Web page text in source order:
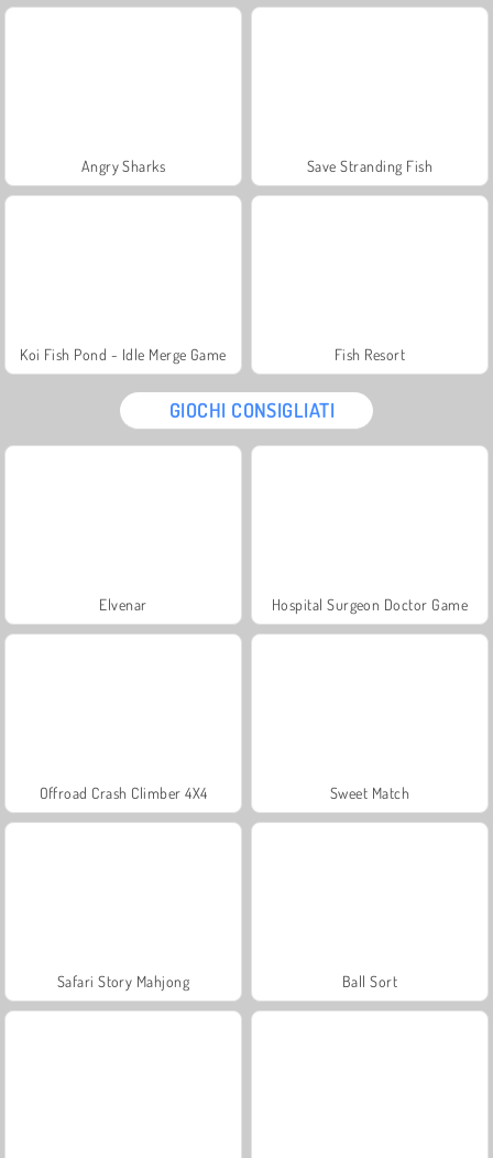
Angry Sharks Save Stranding Fish
Koi Fish Pond - Idle Merge Game Fish Resort
GIOCHI CONSIGLIATI
Elvenar Hospital Surgeon Doctor Game
Offroad Crash Climber 4X4 Sweet Match
Safari Story Mahjong Ball Sort